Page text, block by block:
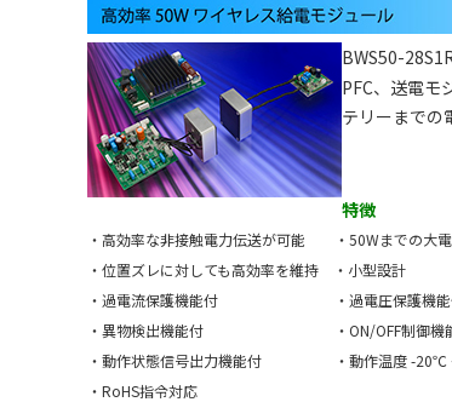
BWS50-
PFC、送電モ
テリーまでの
特徴
・高効率な非接触電力伝送が可能
・50Wまでの大
・位置ズレに対しても高効率を維持
・小型設計
・過電流保護機能付
・過電圧保護機
・異物検出機能付
・ON/OFF制御機
・動作状態信号出力機能付
・動作温度 -
・RoHS指令対応